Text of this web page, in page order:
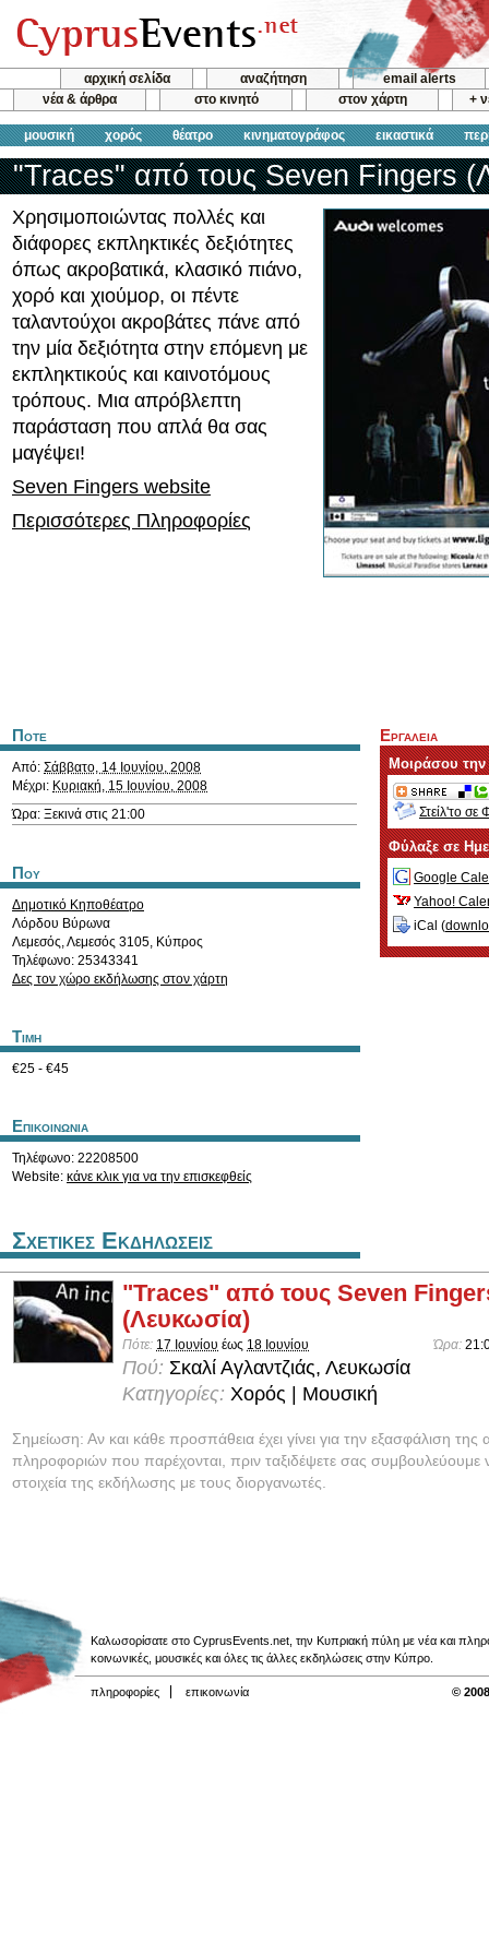
αρχική σελίδα αναζήτηση
email alerts
νέα & άρθρα
στο κινητό στον χάρτη +
μουσική χορός θέατρο κινηματογράφος εικαστικά
"Traces" από τους Seven Fingers
Χρησιμοποιώντας πολλές και
διάφορες εκπληκτικές δεξιότητες
όπως ακροβατικά, κλασικό πιάνο,
χορό και χιούμορ, οι πέντε
ταλαντούχοι ακροβάτες πάνε από
την μία δεξιότητα στην επόμενη με
εκπληκτικούς και καινοτόμους
τρόπους. Μια απρόβλεπτη
παράσταση που απλά θα σας
μαγέψει!
Seven Fingers website
Περισσότερες Πληροφορίες
Ποτε
Από: Σάββατο, 14 Ιουνίου, 2008
Μέχρι: Κυριακή, 15 Ιουνίου, 2008
Ώρα: Ξεκινά στις 21:00
Που
Δημοτικό Κηποθέατρο
Λόρδου Βύρωνα
Λεμεσός,Λεμεσός 3105, Κύπρος
Τηλέφωνο: 25343341
Δες τον χώρο εκδήλωσης στον χάρτη
Τιμη
€25 - €45
Επικοινωνια
Τηλέφωνο: 22208500
Website: κάνε κλικ για να την επισκεφθείς
Εργαλεια
Μοιράσου
Στείλ'το σε
Φύλαξε σε
Google
Yahoo!
iCal (
Σχετικες Εκδηλωσεις
"Traces" από τους Seven
(Λευκωσία)
Πότε: 17 Ιουνίου έως 18 Ιουνίου Ώρα:
Πού: Σκαλί Αγλαντζιάς, Λευκωσία
Κατηγορίες: Χορός | Μουσική
Σημείωση: Αν και κάθε προσπάθεια έχει γίνει για την εξασφάλιση της
πληροφοριών που παρέχονται, πριν ταξιδέψετε σας συμβουλεύουμε
στοιχεία της εκδήλωσης με τους διοργανωτές.
Καλωσορίσατε στο CyprusEvents.net, την Κυπριακή πύλη με νέα και
κοινωνικές, μουσικές και όλες τις άλλες εκδηλώσεις στην Κύπρο.
πληροφορίες επικοινωνία ©